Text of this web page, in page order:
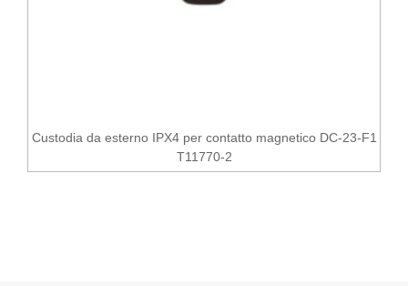
Custodia da esterno IPX4 per contatto magnetico DC-23-F1
T11770-2